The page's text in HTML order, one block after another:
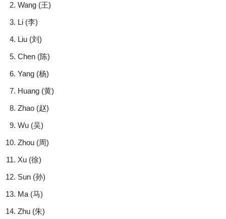
Wang (王)
Li (李)
Liu (刘)
Chen (陈)
Yang (杨)
Huang (黄)
Zhao (赵)
Wu (吴)
Zhou (周)
Xu (徐)
Sun (孙)
Ma (马)
Zhu (朱)